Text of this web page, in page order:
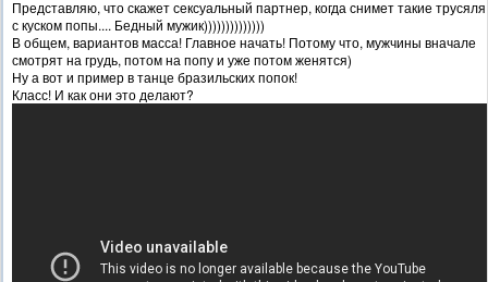
Представляю, что скажет сексуальный партнер, когда снимет такие трусяля
с куском попы.... Бедный мужик))))))))))))))
В общем, вариантов масса! Главное начать! Потому что, мужчины вначале
смотрят на грудь, потом на попу и уже потом женятся)
Ну а вот и пример в танце бразильских попок!
Класс! И как они это делают?